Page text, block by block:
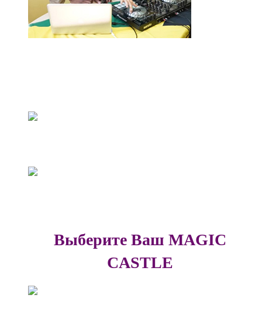
Выберите Ваш MAGIC
CASTLE